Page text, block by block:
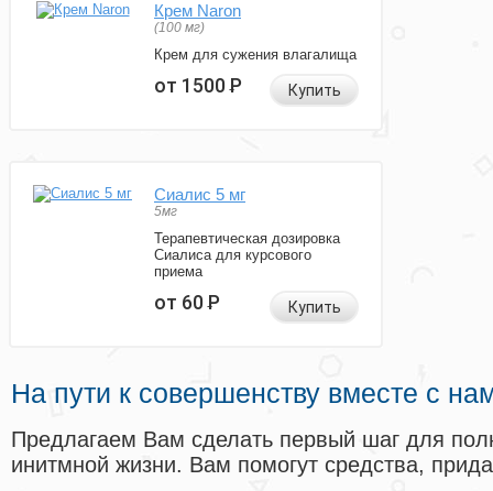
Крем Naron
(100 мг)
Крем для сужения влагалища
от 1500Р Купить
Сиалис 5 мг
5мг
Терапевтическая дозировка
Сиалиса для курсового
приема
от 60Р Купить
На пути к совершенству вместе с
Предлагаем Вам сделать первый шаг для
инитмной жизни. Вам помогут средства,